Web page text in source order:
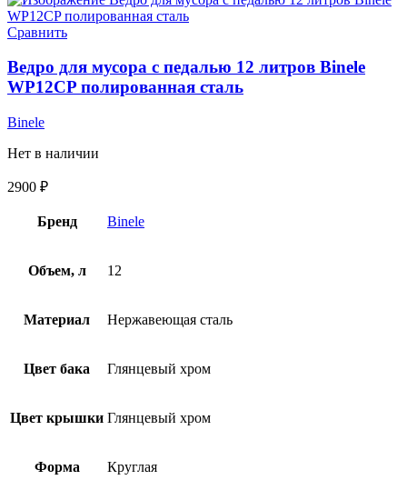
Сравнить
Ведро для мусора с педалью 12 литров Binele
WP12CP полированная сталь
Binele
Нет в наличии
2900 ₽
Бренд Binele
Объем, л 12
Материал Нержавеющая сталь
Цвет бака Глянцевый хром
Цвет крышки Глянцевый хром
Форма Круглая